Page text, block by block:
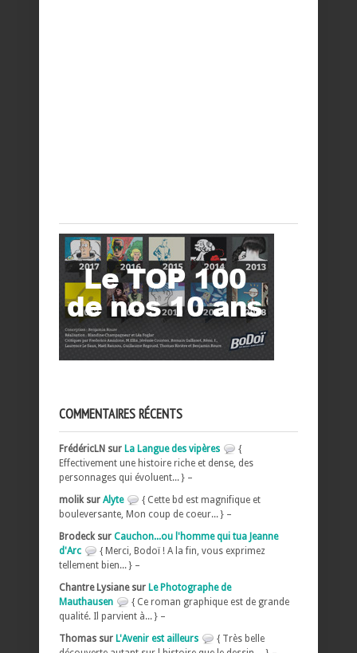
COMMENTAIRES RÉCENTS
FrédéricLN sur La Langue des vipères
{
Effectivement une histoire riche et dense, des
personnages qui évoluent... } –
molik sur Alyte
{ Cette bd est magnifique et
bouleversante, Mon coup de coeur... } –
Brodeck sur Cauchon...ou l'homme qui tua Jeanne
d'Arc
{ Merci, Bodoï ! A la fin, vous exprimez
tellement bien... } –
Chantre Lysiane sur Le Photographe de
Mauthausen
{ Ce roman graphique est de grande
qualité. Il parvient à... } –
Thomas sur L'Avenir est ailleurs
{ Très belle